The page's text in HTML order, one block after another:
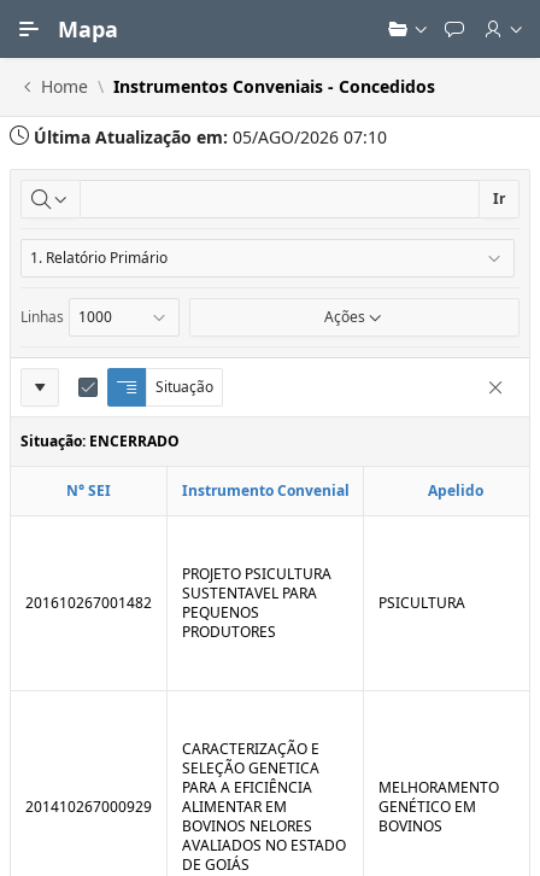
Mapa
Home Instrumentos Conveniais - Concedidos
Última Atualização em: 05/AGO/2026 07:10
Ir
Linhas Ações
Definições
do
Relatório
Situação
Q
u
e
b
E
d
i
t
Situação: ENCERRADO
N° SEI Instrumento Convenial Apelido
201610267001482
PROJETO PSICULTURA
SUSTENTAVEL PARA
PEQUENOS
PRODUTORES
PSICULTURA
201410267000929
CARACTERIZAÇÃO E
SELEÇÃO GENETICA
PARA A EFICIÊNCIA
ALIMENTAR EM
BOVINOS NELORES
AVALIADOS NO ESTADO
DE GOIÁS
MELHORAMENTO
GENÉTICO EM
BOVINOS